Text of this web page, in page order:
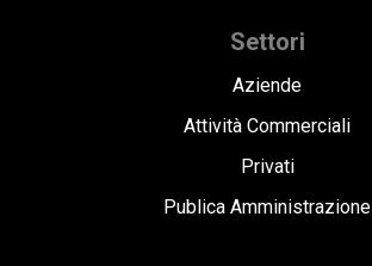
Settori
Aziende
Attività Commerciali
Privati
Publica Amministrazione